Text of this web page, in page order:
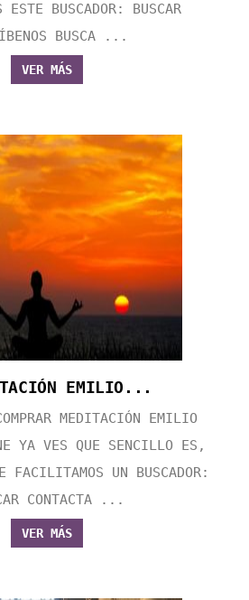
ESTE BUSCADOR: BUSCAR
BUSCA ...
VER MÁS
EMILIO...
MEDITACIÓN EMILIO
YA VES QUE SENCILLO ES,
FACILITAMOS UN BUSCADOR:
CONTACTA ...
VER MÁS